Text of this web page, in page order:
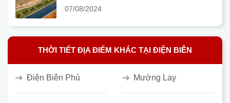
07/08/2024
THỜI TIẾT ĐỊA ĐIỂM KHÁC TẠI ĐIỆN BIÊN
Điện Biên Phủ Mường Lay